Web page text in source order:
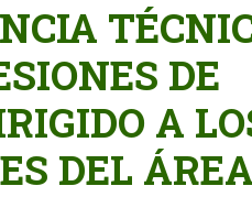
DE
A
DEL